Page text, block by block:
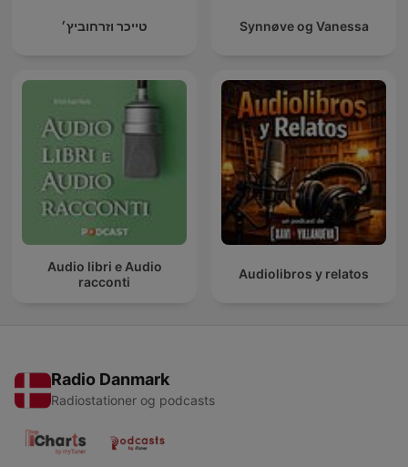
טייכר וזרחוביץ׳ Synnøve og Vanessa
Audio libri e Audio
racconti
Audiolibros y relatos
Radio Danmark
Radiostationer og podcasts